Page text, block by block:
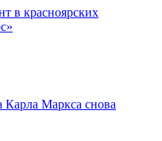
в красноярских
Маркса снова